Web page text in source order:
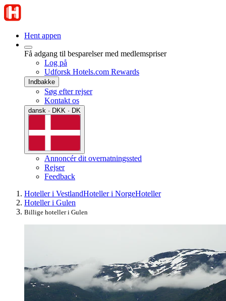
Hent appen
Få adgang til besparelser med medlemspriser
Log på
Udforsk Hotels.com Rewards
Indbakke
Søg efter rejser
Kontakt os
dansk · DKK · DK
Annoncér dit overnatningssted
Rejser
Feedback
Hoteller i VestlandHoteller i NorgeHoteller
Hoteller i Gulen
Billige hoteller i Gulen